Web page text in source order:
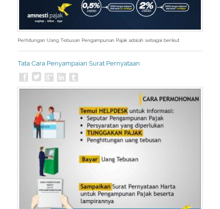
Perhitungan Uang Tebusan Pengampunan Pajak adalah sebagai berikut
Tata Cara Penyampaian Surat Pernyataan